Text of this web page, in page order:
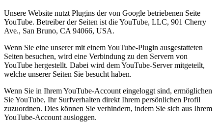
Unsere Website nutzt Plugins der von Google betriebenen Seite
YouTube. Betreiber der Seiten ist die YouTube, LLC, 901 Cherry
Ave., San Bruno, CA 94066, USA.
Wenn Sie eine unserer mit einem YouTube-Plugin ausgestatteten
Seiten besuchen, wird eine Verbindung zu den Servern von
YouTube hergestellt. Dabei wird dem YouTube-Server mitgeteilt,
welche unserer Seiten Sie besucht haben.
Wenn Sie in Ihrem YouTube-Account eingeloggt sind, ermöglichen
Sie YouTube, Ihr Surfverhalten direkt Ihrem persönlichen Profil
zuzuordnen. Dies können Sie verhindern, indem Sie sich aus Ihrem
YouTube-Account ausloggen.